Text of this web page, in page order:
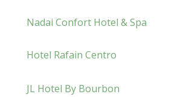
Nadai Confort Hotel & Spa
Hotel Rafain Centro
JL Hotel By Bourbon